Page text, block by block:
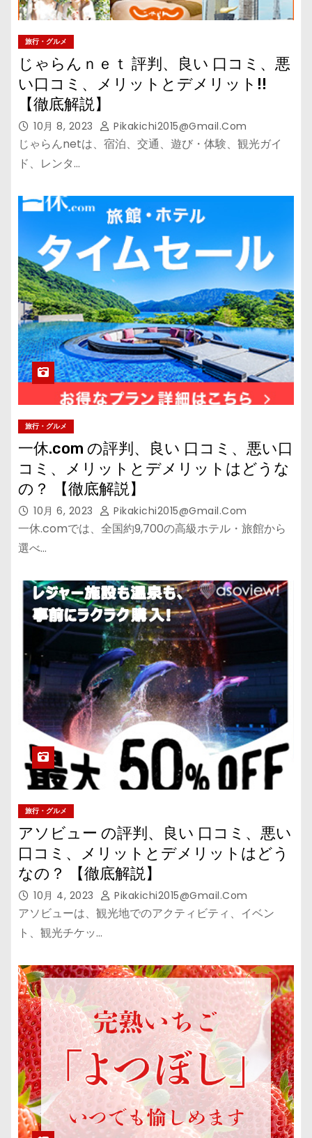
旅行・グルメ
じゃらんｎｅｔ 評判、良い 口コミ、悪
い口コミ、メリットとデメリット!!
【徹底解説】
10月 8, 2023 Pikakichi2015@gmail.com
じゃらんnetは、宿泊、交通、遊び・体験、観光ガイ
ド、レンタ…
旅行・グルメ
一休.com の評判、良い 口コミ、悪い口
コミ、メリットとデメリットはどうな
の？ 【徹底解説】
10月 6, 2023 Pikakichi2015@gmail.com
一休.comでは、全国約9,700の高級ホテル・旅館から
選べ…
旅行・グルメ
アソビュー の評判、良い 口コミ、悪い
口コミ、メリットとデメリットはどう
なの？ 【徹底解説】
10月 4, 2023 Pikakichi2015@gmail.com
アソビューは、観光地でのアクティビティ、イベン
ト、観光チケッ…